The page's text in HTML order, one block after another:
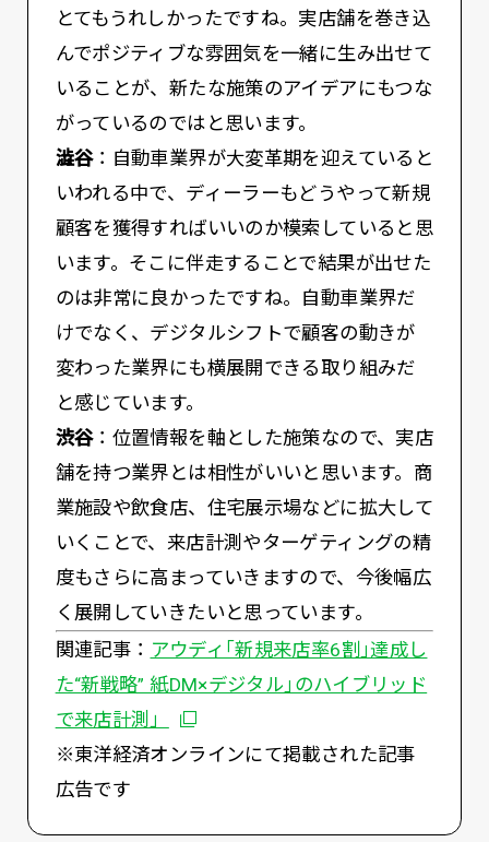
とてもうれしかったですね。実店舗を巻き込
んでポジティブな雰囲気を一緒に生み出せて
いることが、新たな施策のアイデアにもつな
がっているのではと思います。
澁谷：自動車業界が大変革期を迎えていると
いわれる中で、ディーラーもどうやって新規
顧客を獲得すればいいのか模索していると思
います。そこに伴走することで結果が出せた
のは非常に良かったですね。自動車業界だ
けでなく、デジタルシフトで顧客の動きが
変わった業界にも横展開できる取り組みだ
と感じています。
渋谷：位置情報を軸とした施策なので、実店
舗を持つ業界とは相性がいいと思います。商
業施設や飲食店、住宅展示場などに拡大して
いくことで、来店計測やターゲティングの精
度もさらに高まっていきますので、今後幅広
く展開していきたいと思っています。
関連記事： アウディ｢新規来店率6割｣達成し
た“新戦略” 紙DM×デジタル｣のハイブリッド
で来店計測」
別ウィンドウで開く
※東洋経済オンラインにて掲載された記事
広告です